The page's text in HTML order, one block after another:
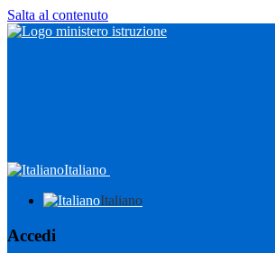
Salta al contenuto
Italiano
Italiano
Accedi